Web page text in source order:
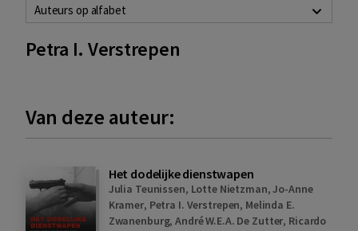
Auteurs op alfabet
Petra I. Verstrepen
Van deze auteur:
Het dodelijke dienstwapen
Julia Teunissen, Lotte Nietzman,Jo-Anne
Kramer, Petra I. Verstrepen, Melinda E.
Zwanenburg,André W.E.A. De Zutter, Ricardo